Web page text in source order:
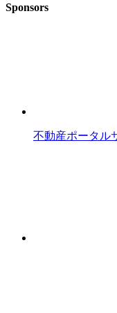
Sponsors
不動産ポータル